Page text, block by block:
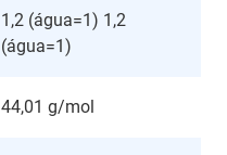
1,2 (água=1) 1,2
(água=1)
44,01 g/mol